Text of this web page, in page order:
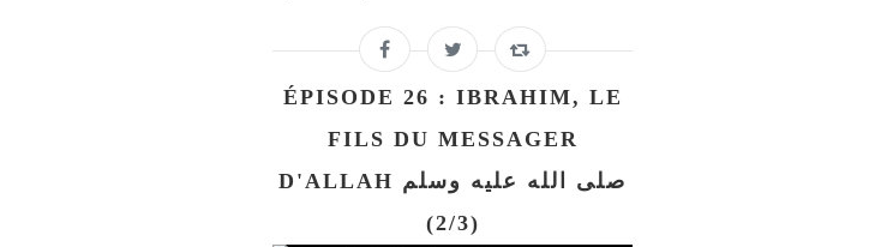
ÉPISODE 26 : IBRAHIM, LE
FILS DU MESSAGER
D'ALLAH صلى الله عليه وسلم
(2/3)